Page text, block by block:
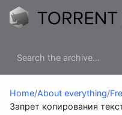
Home/About everything/
Запрет копирования